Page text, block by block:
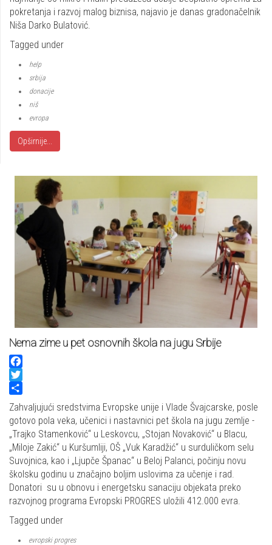
pokretanja i razvoj malog biznisa, najavio je danas gradonačelnik
Niša Darko Bulatović.
Tagged under
help
srbija
donacije
niš
evropa
Opširnije...
Nema zime u pet osnovnih škola na jugu Srbije
Facebook
Twitter
Share
Zahvaljujući sredstvima Evropske unije i Vlade Švajcarske, posle
gotovo pola veka, učenici i nastavnici pet škola na jugu zemlje -
„Trajko Stamenković“ u Leskovcu, „Stojan Novaković“ u Blacu,
„Miloje Zakić“ u Kuršumliji, OŠ „Vuk Karadžić“ u surduličkom selu
Suvojnica, kao i „Ljupče Španac“ u Beloj Palanci, počinju novu
školsku godinu u značajno boljim uslovima za učenje i rad.
Donatori su u obnovu i energetsku sanaciju objekata preko
razvojnog programa Evropski PROGRES uložili 412.000 evra.
Tagged under
evropski progres